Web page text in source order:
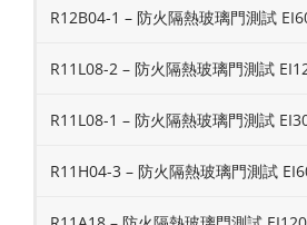
R12B04-1 – 防火隔熱玻璃門測試
R11L08-2 – 防火隔熱玻璃門測試
R11L08-1 – 防火隔熱玻璃門測試
R11H04-3 – 防火隔熱玻璃門測試